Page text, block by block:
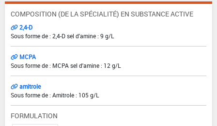
COMPOSITION (DE LA SPÉCIALITÉ) EN SUBSTANCE ACTIVE
2,4-D
Sous forme de : 2,4-D sel d'amine : 9 g/L
MCPA
Sous forme de : MCPA sel d'amine : 12 g/L
amitrole
Sous forme de : Amitrole : 105 g/L
FORMULATION